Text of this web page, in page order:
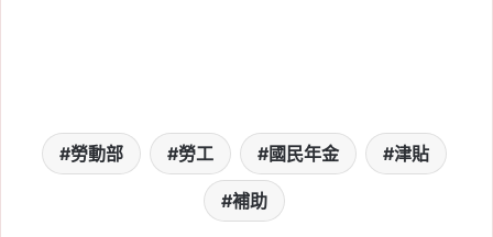
額一次看
Tag: 國民年金
2026-05-25
家庭主婦月領 5000 元是
勞動部 勞工 國民年金 津貼
補助